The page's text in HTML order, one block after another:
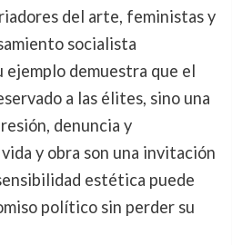
del arte, feministas y
socialista
ejemplo demuestra que el
a las élites, sino una
denuncia y
y obra son una invitación
estética puede
político sin perder su